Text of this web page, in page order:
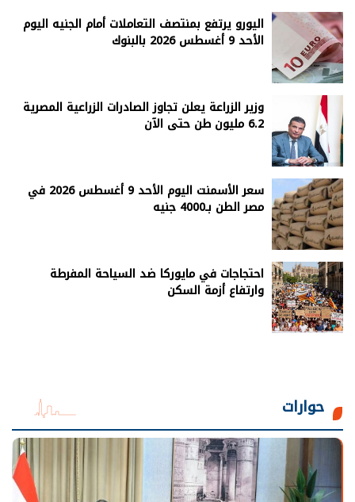
اليورو يرتفع بمنتصف التعاملات أمام الجنيه اليوم
الأحد 9 أغسطس 2026 بالبنوك
وزير الزراعة يعلن تجاوز الصادرات الزراعية المصرية
6.2 مليون طن حتى الآن
سعر الأسمنت اليوم الأحد 9 أغسطس 2026 في
مصر الطن بـ4000 جنيه
احتجاجات في مايوركا ضد السياحة المفرطة
وارتفاع أزمة السكن
حوارات